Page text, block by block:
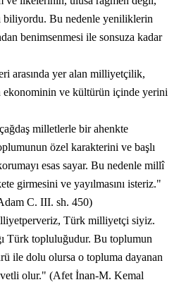
biliyordu. Bu nedenle yeniliklerin
benimsenmesi ile sonsuza kadar
arasında yer alan milliyetçilik,
ekonominin ve kültürün içinde yerini
milletlerle bir ahenkte
özel karakterini ve başlı
esas sayar. Bu nedenle millî
girmesini ve yayılmasını isteriz."
C. III. sh. 450)
Türk milliyetçi siyiz.
Türk topluluğudur. Bu toplumun
ile dolu olursa o topluma dayanan
olur." (Afet İnan-M. Kemal